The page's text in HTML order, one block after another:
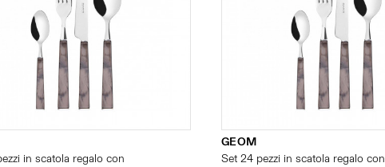
in scatola regalo con
GEOM
Set 24 pezzi in scatola regalo con